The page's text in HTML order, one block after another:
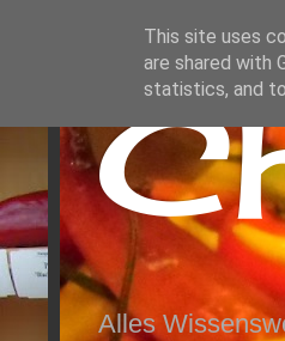
Alles
This site uses
are shared with
statistics, and